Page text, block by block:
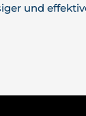
und